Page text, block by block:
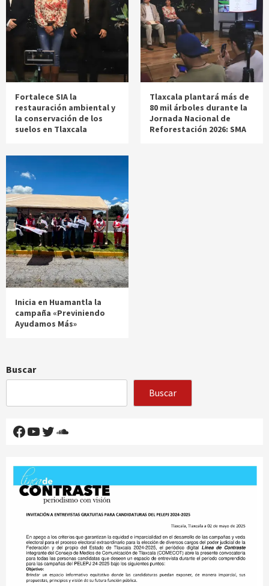
Fortalece SIA la
restauración ambiental y
la conservación de los
suelos en Tlaxcala
Tlaxcala plantará más de
80 mil árboles durante la
Jornada Nacional de
Reforestación 2026: SMA
Inicia en Huamantla la
campaña «Previniendo
Ayudamos Más»
Buscar
Buscar
Facebook
YouTube
Twitter
SoundCloud